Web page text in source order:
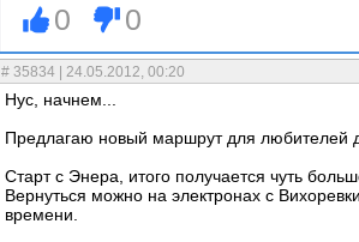
0 0
# 35834 | 24.05.2012, 00:20
Нус, начнем...
Предлагаю новый маршрут для любителей
Старт с Энера, итого получается чуть
Вернуться можно на электронах с
времени.